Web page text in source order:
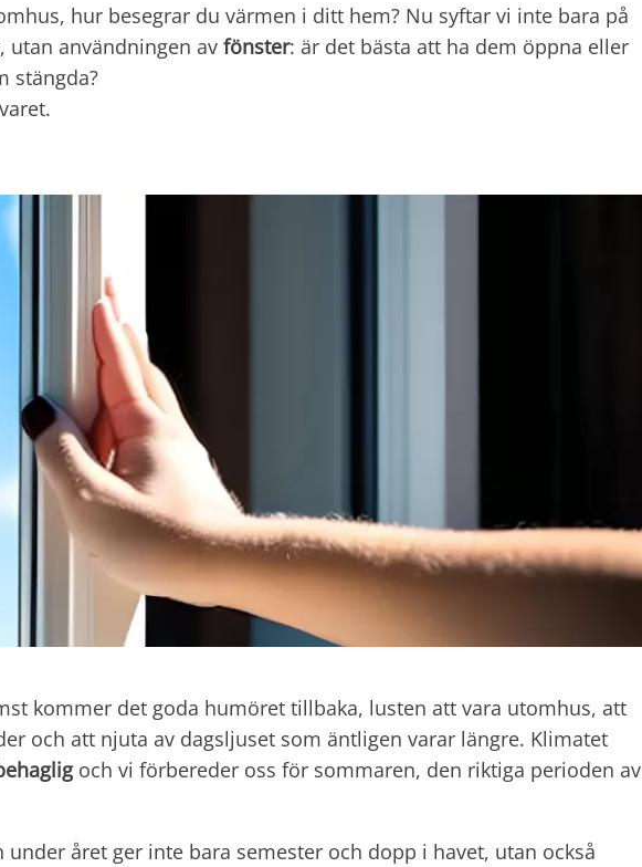
hur besegrar du värmen i ditt hem? Nu syftar vi inte bara på
användningen av fönster: är det bästa att ha dem öppna eller
stängda?
kommer det goda humöret tillbaka, lusten att vara utomhus, att
och att njuta av dagsljuset som äntligen varar längre. Klimatet
och vi förbereder oss för sommaren, den riktiga perioden av
under året ger inte bara semester och dopp i havet, utan också